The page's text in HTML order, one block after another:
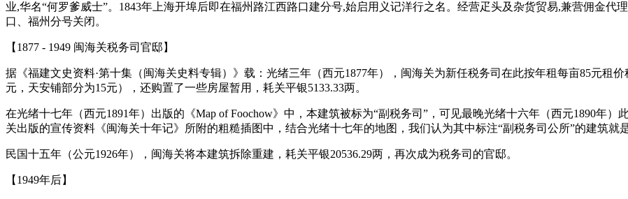
业,华名“何罗爹威士”。1843年上海开埠后即在福州路江西路口建分号,始启用义记洋行之名。经营疋头及杂货贸易,兼营佣金代
口、福州分号关闭。
【1877 - 1949 闽海关税务司官邸】
据《福建文史资料·第十集（闽海关史料专辑）》载：光绪三年（西元1877年），闽海关为新任税务司在此按年租每亩85元租
元，天安铺部分为15元），还购置了一些房屋暂用，耗关平银5133.33两。
在光绪十七年（西元1891年）出版的《Map of Foochow》中，本建筑被标为“副税务司”，可见最晚光绪十六年（西元1890年
关出版的宣传资料《闽海关十年记》所附的粗糙插图中，结合光绪十七年的地图，我们认为其中标注“副税务司公所”的建筑就
民国十五年（公元1926年），闽海关将本建筑拆除重建，耗关平银20536.29两，再次成为税务司的官邸。
【1949年后】